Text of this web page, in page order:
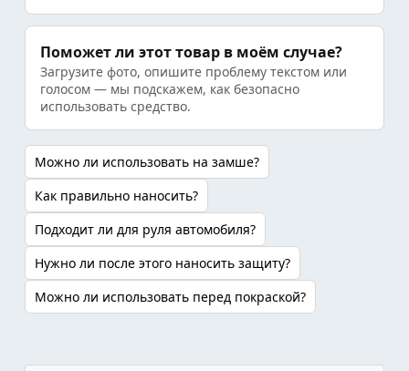
Поможет ли этот товар в моём случае?
Загрузите фото, опишите проблему текстом или
голосом — мы подскажем, как безопасно
использовать средство.
Можно ли использовать на замше?
Как правильно наносить?
Подходит ли для руля автомобиля?
Нужно ли после этого наносить защиту?
Можно ли использовать перед покраской?